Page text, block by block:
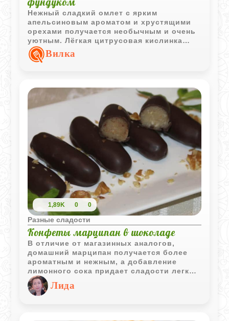
Нежный сладкий омлет с ярким
апельсиновым ароматом и хрустящими
орехами получается необычным и очень
уютным. Лёгкая цитрусовая кислинка
хорошо сочетается с мягкой яичной
основой и сливочной текстурой.
Вилка
1,89K 0 0
Разные сладости
Конфеты марципан в шоколаде
В отличие от магазинных аналогов,
домашний марципан получается более
ароматным и нежным, а добавление
лимонного сока придает сладости легкую
освежающую кислинку. Такие конфеты
станут прекрасным подарком или
идеальным дополнением к чашечке
Лида